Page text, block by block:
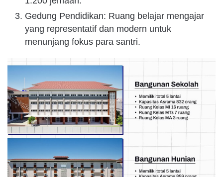
Gedung Pendidikan: Ruang belajar mengajar
yang representatif dan modern untuk
menunjang fokus para santri.